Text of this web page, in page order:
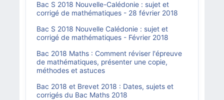
Bac S 2018 Nouvelle-Calédonie : sujet et
corrigé de mathématiques - 28 février 2018
Bac S 2018 Nouvelle Calédonie : sujet et
corrigé de mathématiques - Février 2018
Bac 2018 Maths : Comment réviser l'épreuve
de mathématiques, présenter une copie,
méthodes et astuces
Bac 2018 et Brevet 2018 : Dates, sujets et
corrigés du Bac Maths 2018